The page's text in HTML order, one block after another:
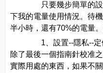
只要幾步簡單的設
下我的電量使用情況。待
半小時，還有70%的電量。
1、設置--隱私--定
除了最後一個指南針校准
實際用處的東西，如果不